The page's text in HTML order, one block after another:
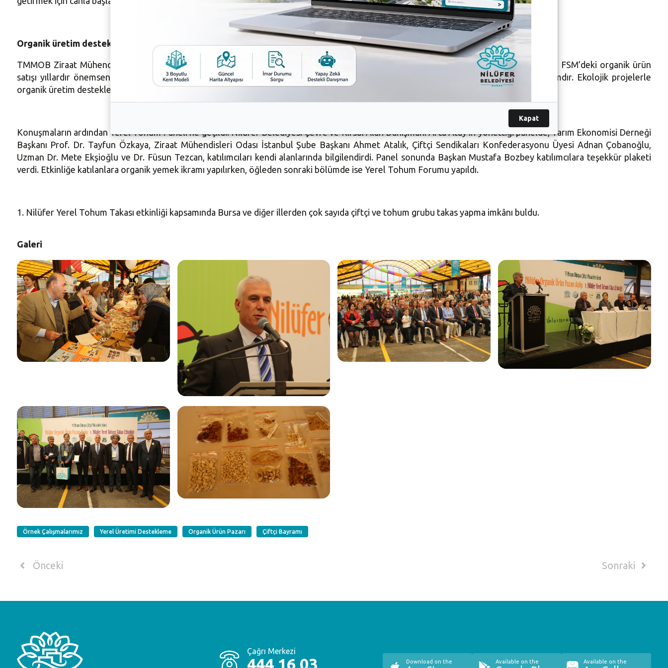
Organik üretim desteklenmeli
TMMOB Ziraat Mühendisleri Odası Bursa Şube Başkanı Doç.Dr. Ertuğrul Aksoy da projenin önemine dikkat çekerek, “Bursa’da ilk olan FSM’deki organik ürün
satışı yıllardır önemsendi. Günümüzde koşullarında bir gecede köyden mahalleye dönüşen alanlarımız için bu tür projeler örnek adımdır. Ekolojik projelerle
organik üretim desteklenmeli. Taş ocağı, termik santral yapımları kırsal alanlara büyük zarar verecektir” dedi.
Konuşmaların ardından Yerel Tohum Paneli’ne geçildi. Nilüfer Belediyesi Çevre ve Kırsal Alan Danışmanı Arca Atay’ın yönettiği panelde, Tarım Ekonomisi Derneği
Başkanı Prof. Dr. Tayfun Özkaya, Ziraat Mühendisleri Odası İstanbul Şube Başkanı Ahmet Atalık, Çiftçi Sendikaları Konfederasyonu Üyesi Adnan Çobanoğlu,
Uzman Dr. Mete Ekşioğlu ve Dr. Füsun Tezcan, katılımcıları kendi alanlarında bilgilendirdi. Panel sonunda Başkan Mustafa Bozbey katılımcılara teşekkür plaketi
verdi. Etkinliğe katılanlara organik yemek ikramı yapılırken, öğleden sonraki bölümde ise Yerel Tohum Forumu yapıldı.
1. Nilüfer Yerel Tohum Takası etkinliği kapsamında Bursa ve diğer illerden çok sayıda çiftçi ve tohum grubu takas yapma imkânı buldu.
Galeri
Örnek Çalışmalarımız Yerel Üretimi Destekleme Organik Ürün Pazarı Çiftçi Bayramı
Önceki Sonraki
Çağrı Merkezi
444 16 03 Download on the Available on the Available on the
Kapat